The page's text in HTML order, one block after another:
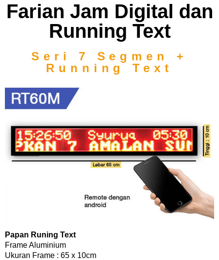
Farian Jam Digital dan
Running Text
Seri 7 Segmen +
Running Text
Papan Runing Text
Frame Aluminium
Ukuran Frame : 65 x 10cm